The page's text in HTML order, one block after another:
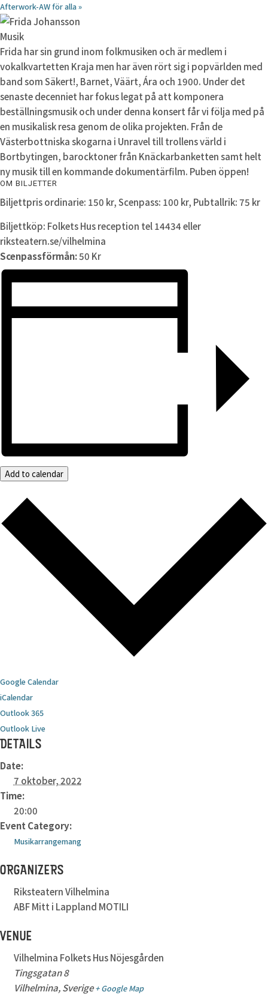
Afterwork-AW för alla»
Musik
Frida har sin grund inom folkmusiken och är medlem i
vokalkvartetten Kraja men har även rört sig i popvärlden med
band som Säkert!, Barnet, Väärt, Ára och 1900. Under det
senaste decenniet har fokus legat på att komponera
beställningsmusik och under denna konsert får vi följa med på
en musikalisk resa genom de olika projekten. Från de
Västerbottniska skogarna i Unravel till trollens värld i
Bortbytingen, barocktoner från Knäckarbanketten samt helt
ny musik till en kommande dokumentärfilm. Puben öppen!
OM BILJETTER
Biljettpris ordinarie: 150 kr, Scenpass: 100 kr, Pubtallrik: 75 kr
Biljettköp: Folkets Hus reception tel 14434 eller
riksteatern.se/vilhelmina
Scenpassförmån:50 Kr
Add to calendar
Google Calendar
iCalendar
Outlook 365
Outlook Live
DETAILS
Date:
7 oktober, 2022
Time:
20:00
Event Category:
Musikarrangemang
ORGANIZERS
Riksteatern Vilhelmina
ABF Mitt i Lappland MOTILI
VENUE
Vilhelmina Folkets Hus Nöjesgården
Tingsgatan 8
Vilhelmina, Sverige + Google Map